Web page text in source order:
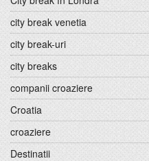
city break venetia
city break-uri
city breaks
companii croaziere
Croatia
croaziere
Destinatii